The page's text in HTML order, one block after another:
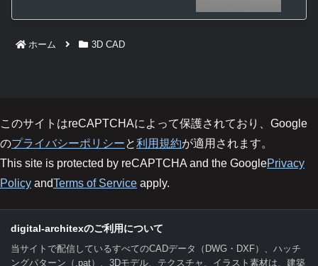
ホーム 3D CAD
このサイトはreCAPTCHAによって保護されており、Google
のプライバシーポリシーと利用規約が適用されます。
This site is protected by reCAPTCHA and the GooglePrivacy
Policy andTerms of Service apply.
digital-architexのご利用について
当サイトで配信しているすべてのCADデータ（DWG・DXF）、ハッチ
ングパターン（.pat）、3Dモデル、テクスチャ、イラスト素材は、建築